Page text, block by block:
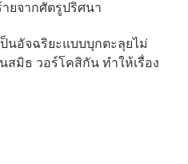
ยจากศัตรูปริศนา
นอัจฉริยะแบบบุกตะลุยไม่
มิธ วอร์โคสิกัน ทำให้เรื่อง